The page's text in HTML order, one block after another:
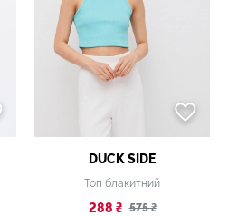
DUCK SIDE
Топ блакитний
288 ₴ 575 ₴